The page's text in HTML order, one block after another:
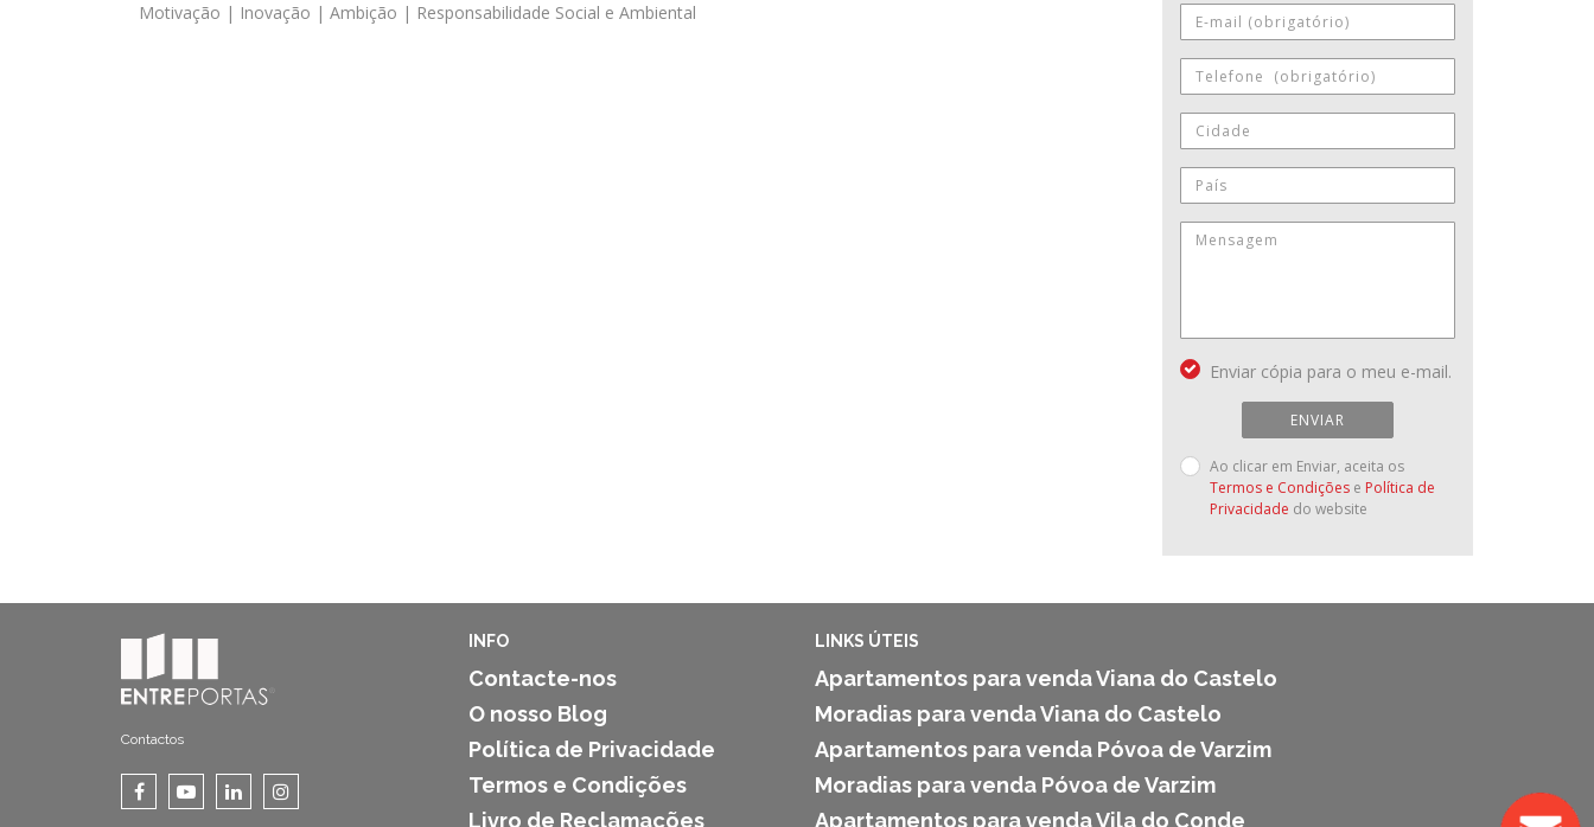
Motivação | Inovação | Ambição | Responsabilidade Social e Ambiental
Enviar cópia para o meu e-mail.
ENVIAR
Ao clicar em Enviar, aceita os
Termos e Condiçõese Política de
Privacidade do website
Contactos
INFO
Contacte-nos
O nosso Blog
Política de Privacidade
Termos e Condições
Livro de Reclamações
LINKS ÚTEIS
Apartamentos para venda Viana do Castelo
Moradias para venda Viana do Castelo
Apartamentos para venda Póvoa de Varzim
Moradias para venda Póvoa de Varzim
Apartamentos para venda Vila do Conde